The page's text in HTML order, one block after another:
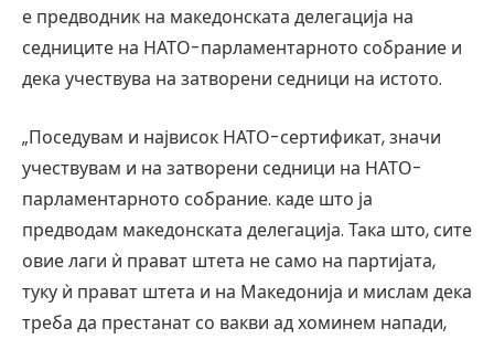
е предводник на македонската делегација на
седниците на НАТО-парламентарното собрание и
дека учествува на затворени седници на истото.
„Поседувам и највисок НАТО-сертификат, значи
учествувам и на затворени седници на НАТО-
парламентарното собрание. каде што ја
предводам македонската делегација. Така што, сите
овие лаги ѝ прават штета не само на партијата,
туку ѝ прават штета и на Македонија и мислам дека
треба да престанат со вакви ад хоминем напади,